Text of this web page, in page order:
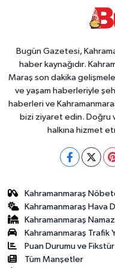
Bugün Gazetesi,
haber kaynağıdır.
Maraş son dakika
ve yaşam haberleriyle
haberleri ve
bizi ziyaret edin. Doğru
halkına hizmet
Kahramanmaraş
Kahramanmaraş Hava
Kahramanmaraş
Kahramanmaraş Trafik
Puan Durumu ve Fikstür
Tüm Manşetler